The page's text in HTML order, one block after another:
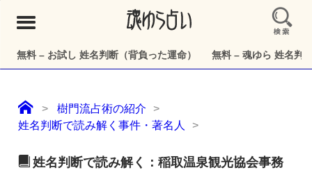
メ
ー
無料 – お試し 姓名判断（背負った運命） 無料 – 魂ゆら 姓名判
樹門流占術の紹介
姓名判断で読み解く事件・著名人
姓名判断で読み解く：稲取温泉観光協会事務